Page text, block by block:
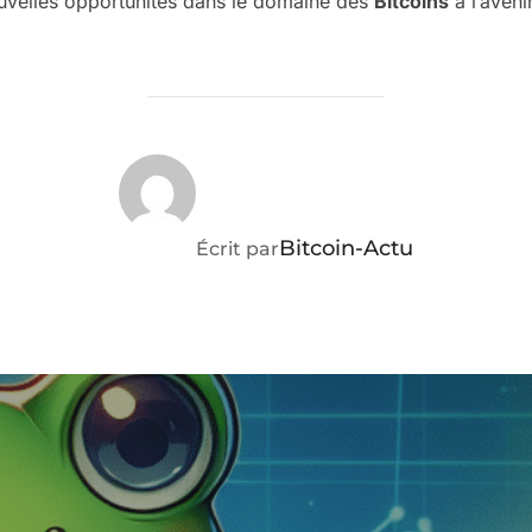
AUTEUR DE LA PUBLICATION
Écrit parBitcoin-Actu